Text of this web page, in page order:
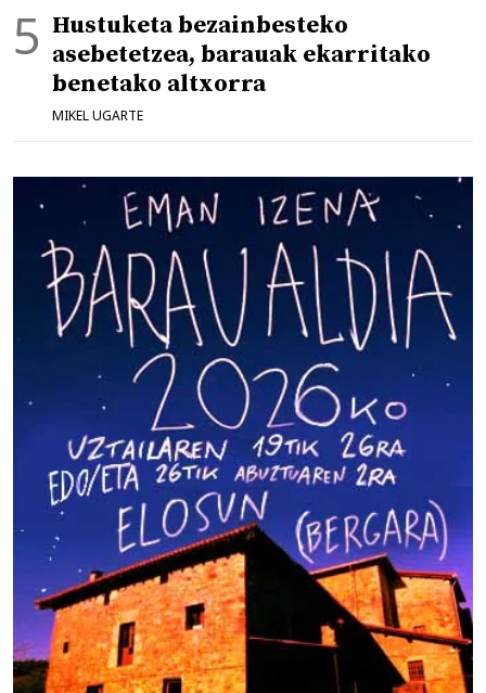
Hustuketa bezainbesteko
asebetetzea, barauak ekarritako
benetako altxorra
MIKEL UGARTE